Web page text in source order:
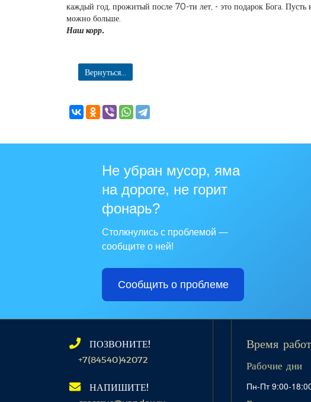
каждый год, прожитый после 70-ти лет, - это подарок Бога.
можно больше.
Наш корр.
Вернуться...
Не убран мусор, яма
на дороге, не горит
фонарь?
Столкнулись с проблемой —
сообщите о ней!
Сообщить о проблеме
ПОЗВОНИТЕ!
+7(84540)42072
НАПИШИТЕ!
Время
Рабочие дни
Пн-Пт 9:00-